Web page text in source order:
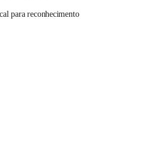
para reconhecimento